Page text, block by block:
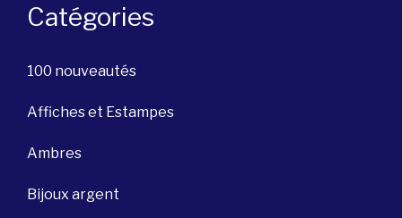
Catégories
100 nouveautés
Affiches et Estampes
Ambres
Bijoux argent